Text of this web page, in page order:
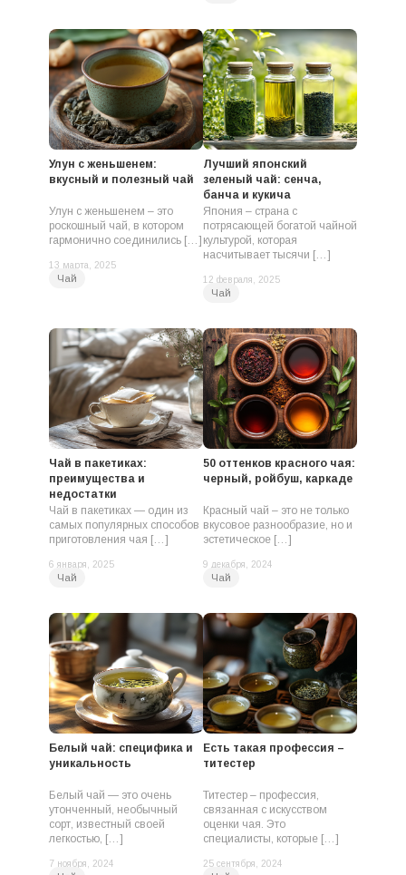
Улун с женьшенем:
вкусный и полезный чай
Улун с женьшенем – это
роскошный чай, в котором
гармонично соединились […]
13 марта, 2025
Чай
Лучший японский
зеленый чай: сенча,
банча и кукича
Япония – страна с
потрясающей богатой чайной
культурой, которая
насчитывает тысячи […]
12 февраля, 2025
Чай
Чай в пакетиках:
преимущества и
недостатки
Чай в пакетиках — один из
самых популярных способов
приготовления чая […]
6 января, 2025
Чай
50 оттенков красного чая:
черный, ройбуш, каркаде
Красный чай – это не только
вкусовое разнообразие, но и
эстетическое […]
9 декабря, 2024
Чай
Белый чай: специфика и
уникальность
Белый чай — это очень
утонченный, необычный
сорт, известный своей
легкостью, […]
7 ноября, 2024
Есть такая профессия –
титестер
Титестер – профессия,
связанная с искусством
оценки чая. Это
специалисты, которые […]
25 сентября, 2024